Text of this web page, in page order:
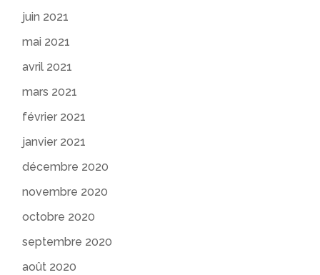
juin 2021
mai 2021
avril 2021
mars 2021
février 2021
janvier 2021
décembre 2020
novembre 2020
octobre 2020
septembre 2020
août 2020